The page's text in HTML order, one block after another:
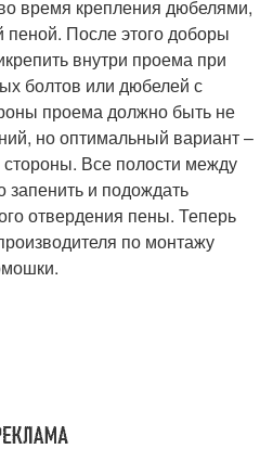
время крепления дюбелями,
После этого доборы
внутри проема при
болтов или дюбелей с
проема должно быть не
но оптимальный вариант –
Все полости между
и подождать
отвердения пены. Теперь
по монтажу